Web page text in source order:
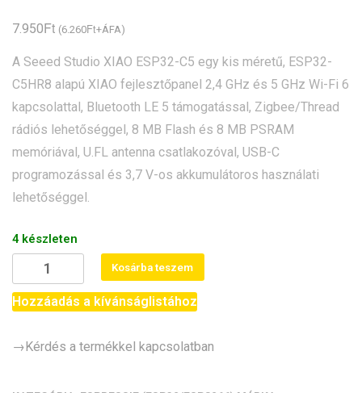
7.950Ft (6.260Ft+ÁFA)
A Seeed Studio XIAO ESP32-C5 egy kis méretű, ESP32-
C5HR8 alapú XIAO fejlesztőpanel 2,4 GHz és 5 GHz Wi-Fi 6
kapcsolattal, Bluetooth LE 5 támogatással, Zigbee/Thread
rádiós lehetőséggel, 8 MB Flash és 8 MB PSRAM
memóriával, U.FL antenna csatlakozóval, USB-C
programozással és 3,7 V-os akkumulátoros használati
lehetőséggel.
4 készleten
Seeed
Studio
XIAO
C5
Kosárba teszem
Hozzáadás a kívánságlistához
→Kérdés a termékkel kapcsolatban